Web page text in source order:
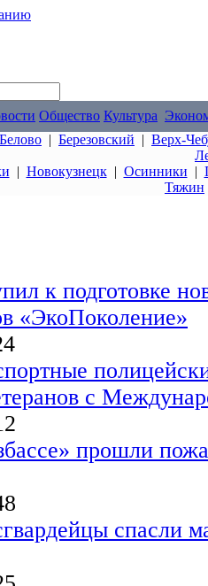
Общество Культура
Белово | Березовский | Верх-
| Новокузнецк| Осинники |
Тяжин
к подготовке
«ЭкоПоколение»
с
прошли
спасли